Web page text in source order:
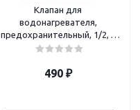
Клапан для
водонагревателя,
предохранительный, 1/2, с
ручкой, 8 бар, 0.8 МПа, код
490₽